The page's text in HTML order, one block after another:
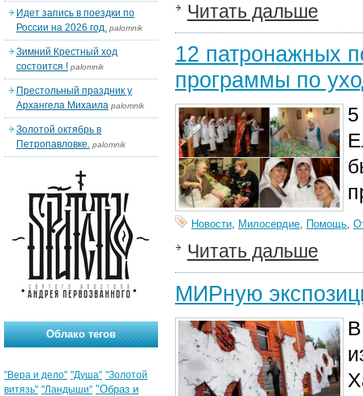
Читать дальше
12 патронажных
программы по
Новости Милосердие Помощь
Читать дальше
МИРную
Идет запись в поездки по
России на 2026 год. palomnik
Зимний Крестный ход
состоится ! palomnik
Престольный праздник у
Архангела Михаила palomnik
Золотой октябрь в
Петропавловке. palomnik
Облако тегов
"Вера и дело" "Душа" "Золотой
витязь" "Ландыши" "Образ и